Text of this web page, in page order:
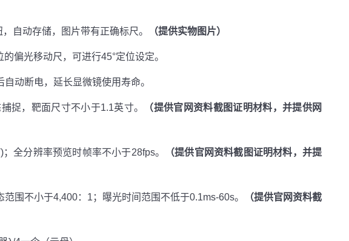
自动存储，图片带有正确标尺。 （提供实物图片）
偏光移动尺，可进行45°定位设定。
动断电，延长显微镜使用寿命。
捉，靶面尺寸不小于1.1英寸。
（提供官网资料截图证明材料，并提供网
全分辨率预览时帧率不小于28fps。
（提供官网资料截图证明材料，并提
围不小于4,400：1；曝光时间范围不低于0.1ms-60s。
（提供官网资料截